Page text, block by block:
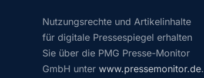
Nutzungsrechte und Artikelinhalte
für digitale Pressespiegel erhalten
Sie über die PMG Presse-Monitor
GmbH unter www.pressemonitor.de.